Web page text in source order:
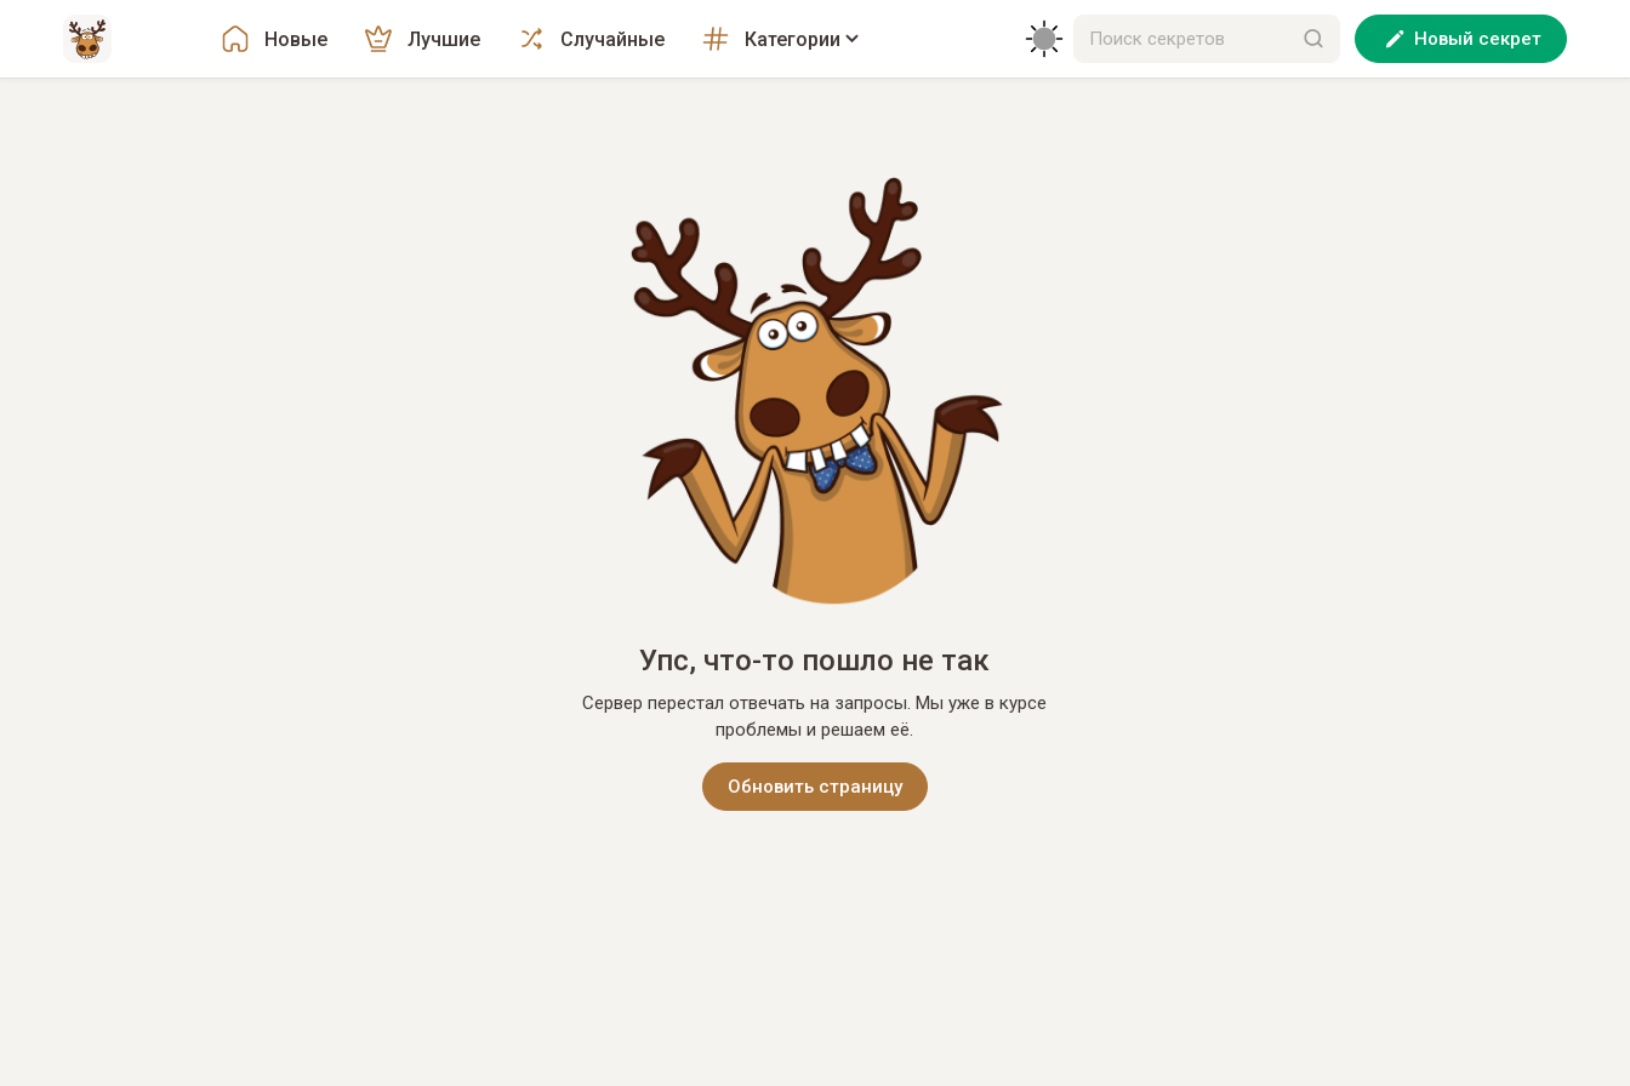
Новые Лучшие Случайные Категории Новый секрет
Упс, что-то пошло не так
Сервер перестал отвечать на запросы. Мы уже в курсе
проблемы и решаем её.
Обновить страницу